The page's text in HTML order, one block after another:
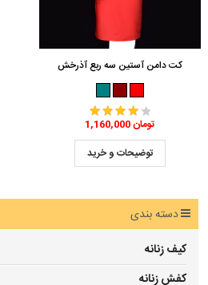
کت دامن آستین سه ربع آذرخش
1,160,000 تومان
توضیحات و خرید
دسته بندی
کیف زنانه
کفش زنانه